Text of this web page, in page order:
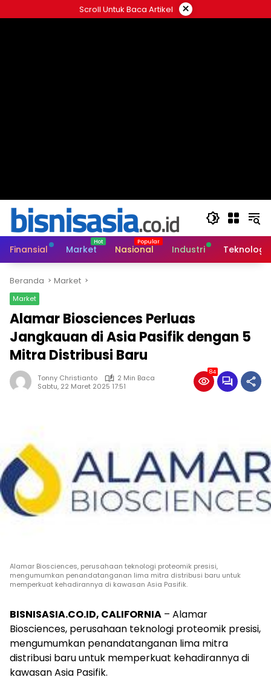
ke
Scroll Untuk Baca Artikel ×
Finansial Market Nasional Industri Teknologi
Beranda Market
Market
Alamar Biosciences Perluas
Jangkauan di Asia Pasifik dengan 5
Mitra Distribusi Baru
Tonny Christianto
2 Min Baca
Sabtu, 22 Maret 2025 17:51
84
Alamar Biosciences, perusahaan teknologi proteomik presisi,
mengumumkan penandatanganan lima mitra distribusi baru untuk
memperkuat kehadirannya di kawasan Asia Pasifik.
BISNISASIA.CO.ID, CALIFORNIA – Alamar
Biosciences, perusahaan teknologi proteomik presisi,
mengumumkan penandatanganan lima mitra
distribusi baru untuk memperkuat kehadirannya di
kawasan Asia Pasifik.